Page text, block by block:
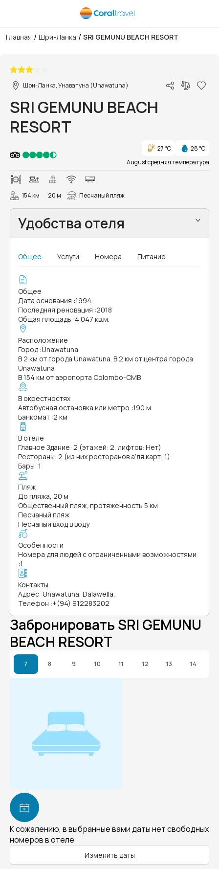
Главная / Шри-Ланка / SRI GEMUNU BEACH RESORT
Шри-Ланка, Унаватуна (Unawatuna)
SRI GEMUNU BEACH
RESORT
27 °C
28 °C
August средняя температура
154 км 20 м Песчаный пляж
Удобства отеля
Общее Услуги Номера Питание
Общее
Дата основания :1994
Последняя реновация :2018
Общая площадь :4 047 кв.м.
Расположение
Город :Unawatuna
В 2 км от города Unawatuna. В 2 км от центра города
Unawatuna
В 154 км от аэропорта Colombo-CMB
В окрестностях
Автобусная остановка или метро :190 м
Банкомат :2 км
В отеле
Главное Здание: 2 (этажей: 2, лифтов: Нет)
Рестораны: 2 (из них ресторанов а’ля карт: 1)
Бары: 1
Пляж
До пляжа, 20 м
Общественный пляж, протяженность 5 км
Песчаный пляж
Песчаный вход в воду
Особенности
Номера для людей с ограниченными возможностями
:1
Контакты
Адрес :Unawatuna, Dalawella,.
Телефон :+(94) 912283202
Забронировать SRI GEMUNU
BEACH RESORT
7 8 9 10 11 12 13 14
К сожалению, в выбранные вами даты нет свободных
номеров в отеле
Изменить даты